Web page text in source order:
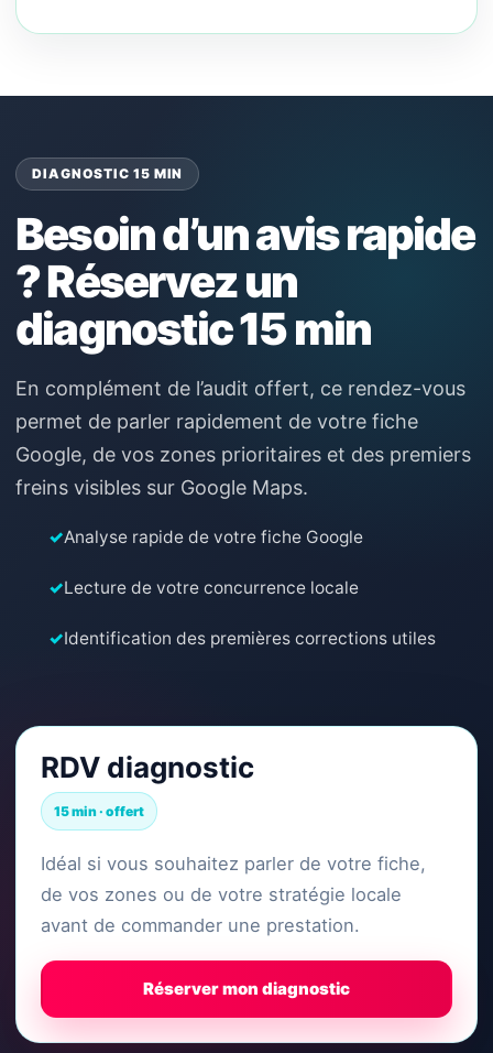
DIAGNOSTIC 15 MIN
Besoin d’un avis rapide
? Réservez un
diagnostic 15 min
En complément de l’audit offert, ce rendez-vous
permet de parler rapidement de votre fiche
Google, de vos zones prioritaires et des premiers
freins visibles sur Google Maps.
✓Analyse rapide de votre fiche Google
✓Lecture de votre concurrence locale
✓Identification des premières corrections utiles
RDV diagnostic
15 min · offert
Idéal si vous souhaitez parler de votre fiche,
de vos zones ou de votre stratégie locale
avant de commander une prestation.
Réserver mon diagnostic